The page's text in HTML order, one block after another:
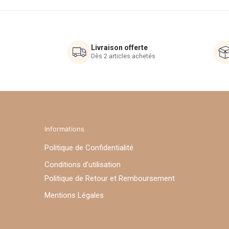
choisies
Livraison offerte
Dès 2 articles achetés
Informations
Politique de Confidentialité
Conditions d’utilisation
Politique de Retour et Remboursement
Mentions Légales